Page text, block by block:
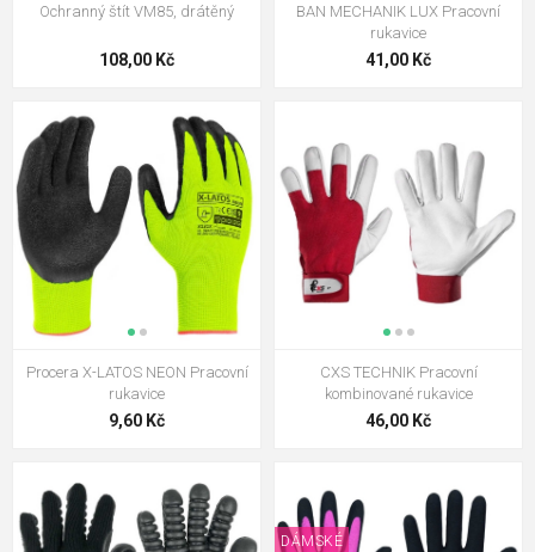
Ochranný štít VM85, drátěný
108,00 Kč
BAN MECHANIK LUX Pracovní
rukavice
41,00 Kč
Procera X-LATOS NEON Pracovní
rukavice
9,60 Kč
CXS TECHNIK Pracovní
kombinované rukavice
46,00 Kč
DÁMSKÉ